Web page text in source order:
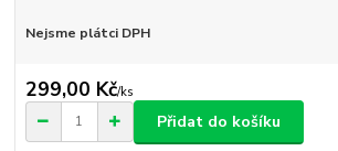
Nejsme plátci DPH
299,00 Kč/ks
Přidat do košíku